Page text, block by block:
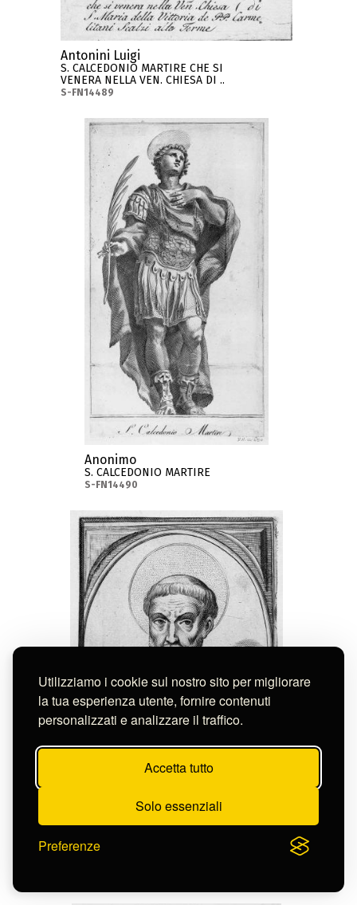
Utilizziamo i cookie sul nostro sito per migliorare
la tua esperienza utente, fornire contenuti
personalizzati e analizzare il traffico.
Accetta tutto
Solo essenziali
Preferenze
Antonini Luigi
S. CALCEDONIO MARTIRE CHE SI
VENERA NELLA VEN. CHIESA DI ..
S-FN14489
Anonimo
S. CALCEDONIO MARTIRE
S-FN14490
Anonimo